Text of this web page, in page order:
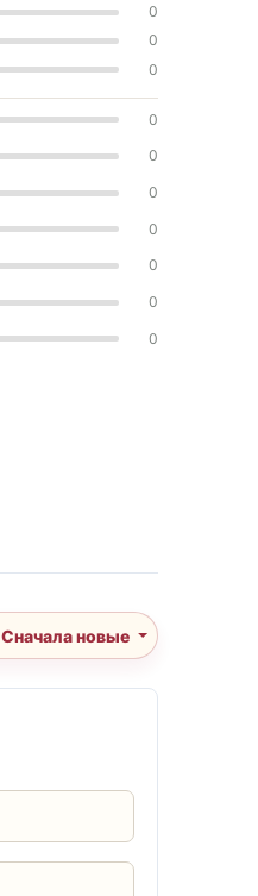
0
0
0
0
0
0
0
0
0
0
Сортировка: Сначала новые